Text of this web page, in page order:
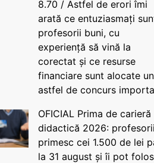
8.70 / Astfel de erori îmi
arată ce entuziasmați
profesorii buni, cu
experiență să vină la
corectat și ce resurse
financiare sunt alocate
astfel de concurs
OFICIAL Prima de carieră
didactică 2026: profesorii
primesc cei 1.500 de lei
la 31 august și îi pot